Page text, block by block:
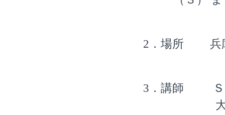
2．場所 兵庫
3．講師 Ｓ
大阪支店